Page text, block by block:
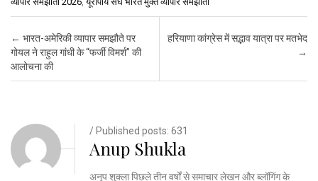
Post navigation
← भारत-अमेरिकी व्यापार समझौते पर
गोयल ने राहुल गांधी के “फर्जी विमर्श” की
आलोचना की
हरियाणा कांग्रेस में सद्भाव यात्रा पर मतभेद
→
/ Published posts: 631
Anup Shukla
अनूप शुक्ला पिछले तीन वर्षों से समाचार लेखन और ब्लॉगिंग के